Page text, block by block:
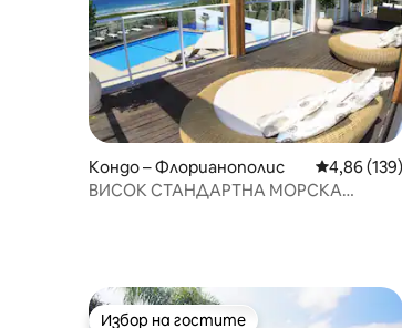
Кондо – Флорианополис Средна
4,86 (139)
ВИСОК СТАНДАРТНА МОРСКА
Избор на гостите